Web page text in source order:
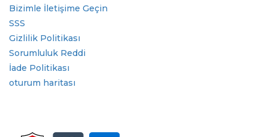
Bizimle İletişime Geçin
SSS
Gizlilik Politikası
Sorumluluk Reddi
İade Politikası
oturum haritası